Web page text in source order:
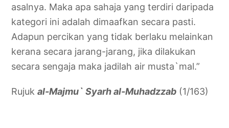
asalnya. Maka apa sahaja yang terdiri daripada
kategori ini adalah dimaafkan secara pasti.
Adapun percikan yang tidak berlaku melainkan
kerana secara jarang-jarang, jika dilakukan
secara sengaja maka jadilah air musta`mal.”
Rujukal-Majmu` Syarh al-Muhadzzab (1/163)